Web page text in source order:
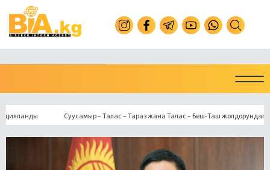
Суусамыр – Талас – Тараз жана Талас – Беш-Таш жолдорундагы